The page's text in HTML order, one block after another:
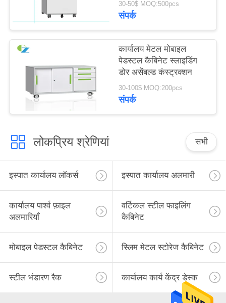
30-50$ MOQ:500pcs
संपर्क
कार्यालय मेटल मोबाइल
पेडस्टल कैबिनेट स्लाइडिंग
डोर असेंबल्ड कंस्ट्रक्शन
30-100$ MOQ:200pcs
संपर्क
लोकप्रिय श्रेणियां सभी
इस्पात कार्यालय लॉकर्स इस्पात कार्यालय अलमारी
कार्यालय पार्श्व फ़ाइल
अलमारियाँ
वर्टिकल स्टील फाइलिंग
कैबिनेट
मोबाइल पेडस्टल कैबिनेट स्लिम मेटल स्टोरेज कैबिनेट
स्टील भंडारण रैक कार्यालय कार्य केंद्र डेस्क